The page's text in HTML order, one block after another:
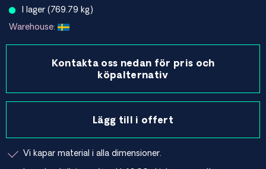
I lager (769.79 kg)
Warehouse:
Kontakta oss nedan för pris och
köpalternativ
Lägg till i offert
Vi kapar material i alla dimensioner.